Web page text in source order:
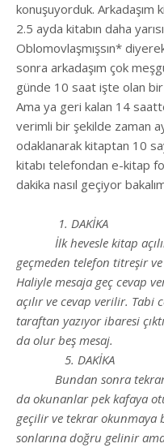
konuşuyorduk. Arkadaşım
2.5 ayda kitabın daha
Oblomovlaşmışsın*
sonra arkadaşım çok
günde 10 saat işte olan
Ama ya geri kalan 14
verimli bir şekilde zaman
odaklanarak kitaptan 10
kitabı telefondan e-kitap
dakika nasıl geçiyor
1. DAKİKA
İlk hevesle kitap
geçmeden telefon titreşir
Haliyle mesaja geç cevap
açılır ve cevap verilir. Tabi
taraftan yazıyor ibaresi
da olur beş mesaj.
5. DAKİKA
Bundan sonra
da okunanlar pek kafaya
geçilir ve tekrar okunmaya
sonlarına doğru gelinir